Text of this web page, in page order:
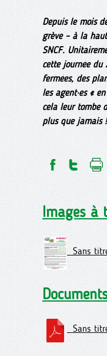
Depuis le mois
grève – à la
SNCF.
cette journée du
fermées, des
les agent·es «
cela leur tombe
plus que jamais !
Images à
Sans
Sans